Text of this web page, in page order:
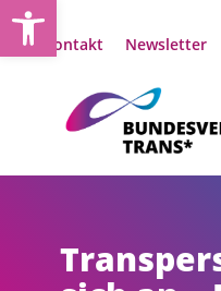
Zum
Inhalt
Kontakt Newsletter